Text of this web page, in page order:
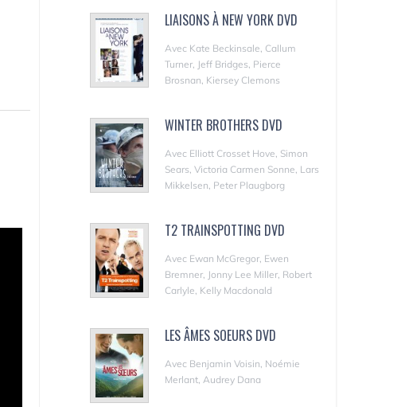
LIAISONS À NEW YORK DVD
Avec Kate Beckinsale, Callum
Turner, Jeff Bridges, Pierce
Brosnan, Kiersey Clemons
WINTER BROTHERS DVD
Avec Elliott Crosset Hove, Simon
Sears, Victoria Carmen Sonne, Lars
Mikkelsen, Peter Plaugborg
T2 TRAINSPOTTING DVD
Avec Ewan McGregor, Ewen
Bremner, Jonny Lee Miller, Robert
Carlyle, Kelly Macdonald
LES ÂMES SOEURS DVD
Avec Benjamin Voisin, Noémie
Merlant, Audrey Dana